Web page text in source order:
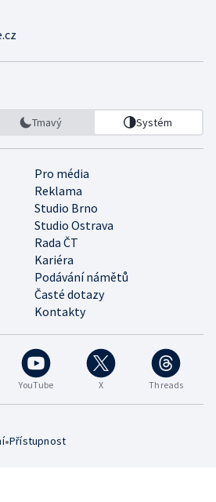
Tmavý Systém
Pro média
Reklama
Studio Brno
Studio Ostrava
Rada ČT
Kariéra
Podávání námětů
Časté dotazy
Kontakty
YouTube X Threads
•Přístupnost